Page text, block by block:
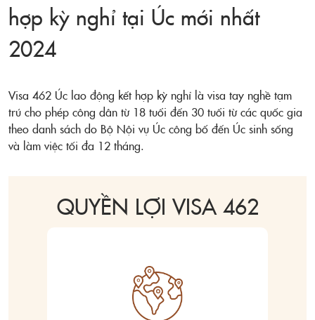
hợp kỳ nghỉ tại Úc mới nhất
2024
Visa 462 Úc lao động kết hợp kỳ nghỉ là visa tay nghề tạm
trú cho phép công dân từ 18 tuổi đến 30 tuổi từ các quốc gia
theo danh sách do Bộ Nội vụ Úc công bố đến Úc sinh sống
và làm việc tối đa 12 tháng.
QUYỀN LỢI VISA 462